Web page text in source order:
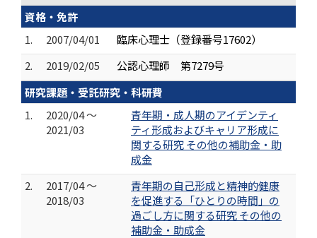
資格・免許
1.
2007/04/01
臨床心理士（登録番号17602）
2.
2019/02/05
公認心理師 第7279号
研究課題・受託研究・科研費
1.
2020/04 ～
2021/03
青年期・成人期のアイデンティ
ティ形成およびキャリア形成に
関する研究 その他の補助金・助
成金
2.
2017/04 ～
2018/03
青年期の自己形成と精神的健康
を促進する「ひとりの時間」の
過ごし方に関する研究 その他の
補助金・助成金